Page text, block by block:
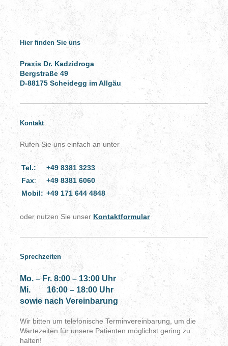
Hier finden Sie uns
Praxis Dr. Kadzidroga
Bergstraße 49
D-88175 Scheidegg im Allgäu
Kontakt
Rufen Sie uns einfach an unter
Tel.:
+49 8381 3233
Fax:
+49 8381 6060
Mobil: +49 171 644 4848
oder nutzen Sie unser Kontaktformular
Sprechzeiten
Mo. – Fr. 8:00 – 13:00 Uhr
Mi. 16:00 – 18:00 Uhr
sowie nach Vereinbarung
Wir bitten um telefonische Terminvereinbarung, um die
Wartezeiten für unsere Patienten möglichst gering zu
halten!